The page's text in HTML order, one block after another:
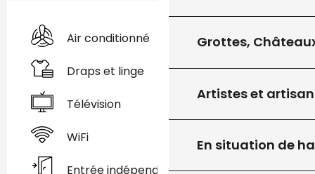
Grottes,
Artistes et
En situation de
Air conditionné
Draps et linge
Télévision
WiFi
Entrée indépendante